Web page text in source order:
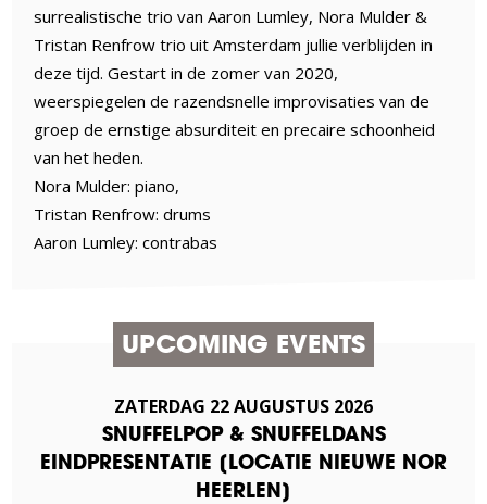
surrealistische trio van Aaron Lumley, Nora Mulder &
Tristan Renfrow trio uit Amsterdam jullie verblijden in
deze tijd. Gestart in de zomer van 2020,
weerspiegelen de razendsnelle improvisaties van de
groep de ernstige absurditeit en precaire schoonheid
van het heden.
Nora Mulder: piano,
Tristan Renfrow: drums
Aaron Lumley: contrabas
UPCOMING EVENTS
ZATERDAG 22AUGUSTUS 2026
SNUFFELPOP & SNUFFELDANS
EINDPRESENTATIE [LOCATIE NIEUWE NOR
HEERLEN]